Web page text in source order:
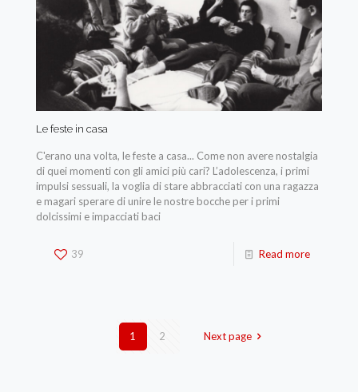
Le feste in casa
C'erano una volta, le feste a casa... Come non avere nostalgia
di quei momenti con gli amici più cari? L’adolescenza, i primi
impulsi sessuali, la voglia di stare abbracciati con una ragazza
e magari sperare di unire le nostre bocche per i primi
dolcissimi e impacciati baci
39 Read more
1 2 Next page